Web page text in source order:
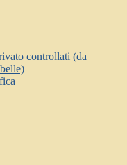
controllati (da